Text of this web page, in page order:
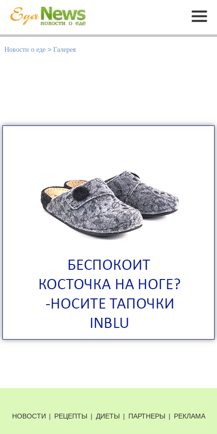
Меню
Новости о еде > Галерея
НОВОСТИ | РЕЦЕПТЫ | ДИЕТЫ | ПАРТНЕРЫ | РЕКЛАМА